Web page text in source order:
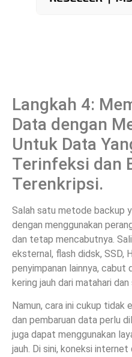
Langkah 4:
Data dengan
Untuk Data
Terinfeksi dan
Terenkripsi.
Salah satu metode backup
dengan menggunakan
dan tetap mencabutnya.
eksternal, flash didsk, SSD,
penyimpanan lainnya, cabut
kering jauh dari matahari dan
Namun, cara ini cukup tidak
dan pembaruan data perlu
juga dapat menggunakan
jauh. Di sini, koneksi